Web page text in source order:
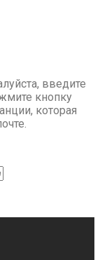
введите
кнопку
которая